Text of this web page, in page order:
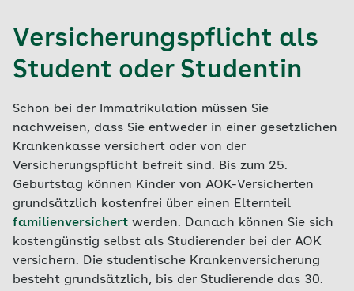
Versicherungspflicht als
Student oder Studentin
Schon bei der Immatrikulation müssen Sie
nachweisen, dass Sie entweder in einer gesetzlichen
Krankenkasse versichert oder von der
Versicherungspflicht befreit sind. Bis zum 25.
Geburtstag können Kinder von AOK-Versicherten
grundsätzlich kostenfrei über einen Elternteil
familienversichert werden. Danach können Sie sich
kostengünstig selbst als Studierender bei der AOK
versichern. Die studentische Krankenversicherung
besteht grundsätzlich, bis der Studierende das 30.